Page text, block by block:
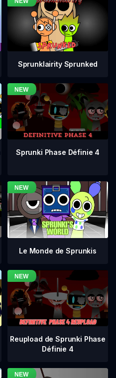
Sprunklairity Sprunked
Sprunki Phase Définie 4
Le Monde de Sprunkis
Reupload de Sprunki Phase
Définie 4